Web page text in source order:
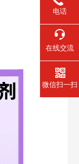
电话
在线交流
微信扫一扫